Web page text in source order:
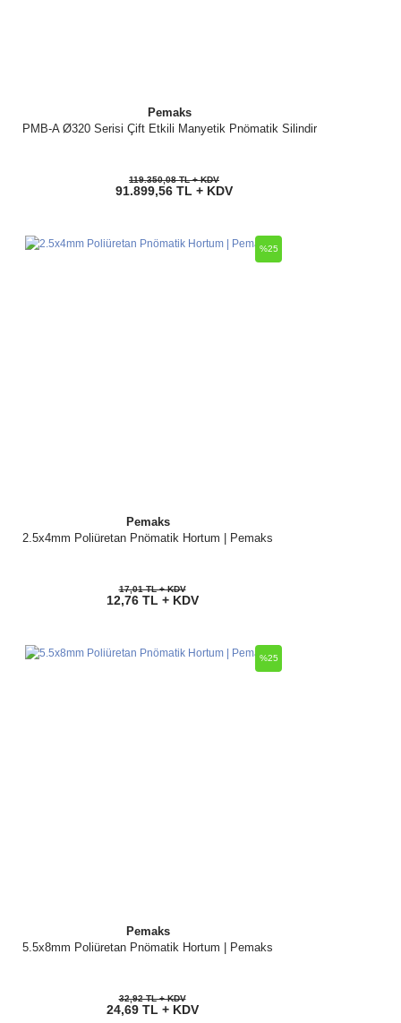
Pemaks
PMB-A Ø320 Serisi Çift Etkili Manyetik Pnömatik Silindir
119.350,08 TL + KDV
91.899,56 TL + KDV
Pemaks
2.5x4mm Poliüretan Pnömatik Hortum | Pemaks
%25
17,01 TL + KDV
12,76 TL + KDV
Pemaks
5.5x8mm Poliüretan Pnömatik Hortum | Pemaks
%25
32,92 TL + KDV
24,69 TL + KDV